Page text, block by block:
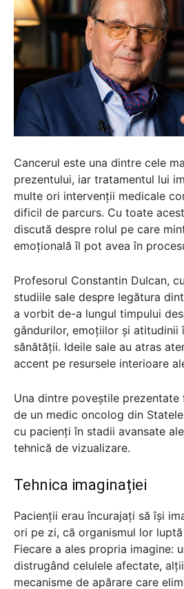
Cancerul este una dintre cele
prezentului, iar tratamentul lui
multe ori intervenții medicale
dificil de parcurs. Cu toate
discută despre rolul pe care
emoțională îl pot avea în
Profesorul Constantin Dulcan,
studiile sale despre legătura
a vorbit de-a lungul timpului
gândurilor, emoțiilor și atitudinii
sănătății. Ideile sale au atras
accent pe resursele interioare
Una dintre poveștile
de un medic oncolog din
cu pacienți în stadii avansate
tehnică de vizualizare.
Tehnica imaginației
Pacienții erau încurajați să își
ori pe zi, că organismul lor
Fiecare a ales propria imagine:
distrugând celulele afectate,
mecanisme de apărare care